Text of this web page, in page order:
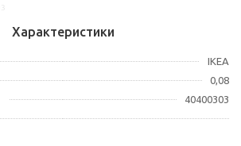
Характеристики
IKEA
0,08
40400303